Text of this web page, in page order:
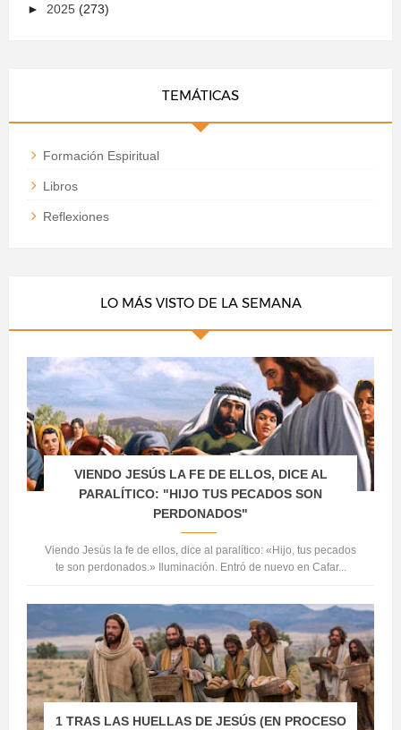
► 2025 (273)
TEMÁTICAS
Formación Espiritual
Libros
Reflexiones
LO MÁS VISTO DE LA SEMANA
VIENDO JESÚS LA FE DE ELLOS, DICE AL
PARALÍTICO: "HIJO TUS PECADOS SON
PERDONADOS"
Viendo Jesús la fe de ellos, dice al paralítico: «Hijo, tus pecados
te son perdonados.» Iluminación. Entró de nuevo en Cafar...
1 TRAS LAS HUELLAS DE JESÚS (EN PROCESO